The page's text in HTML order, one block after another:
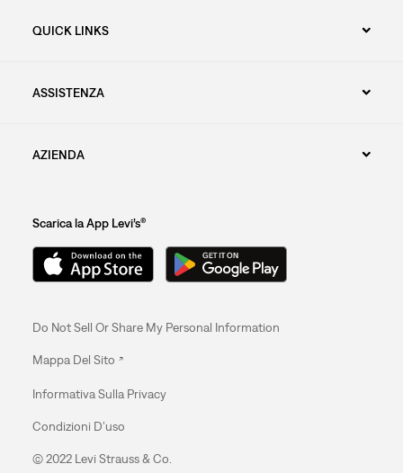
QUICK LINKS
ASSISTENZA
AZIENDA
Scarica la App Levi’s®
Do Not Sell Or Share My Personal Information
Mappa Del Sito
Informativa Sulla Privacy
Condizioni D’uso
© 2022 Levi Strauss & Co.